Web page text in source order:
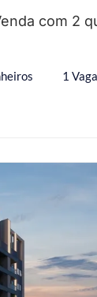
com 2
1 Vaga